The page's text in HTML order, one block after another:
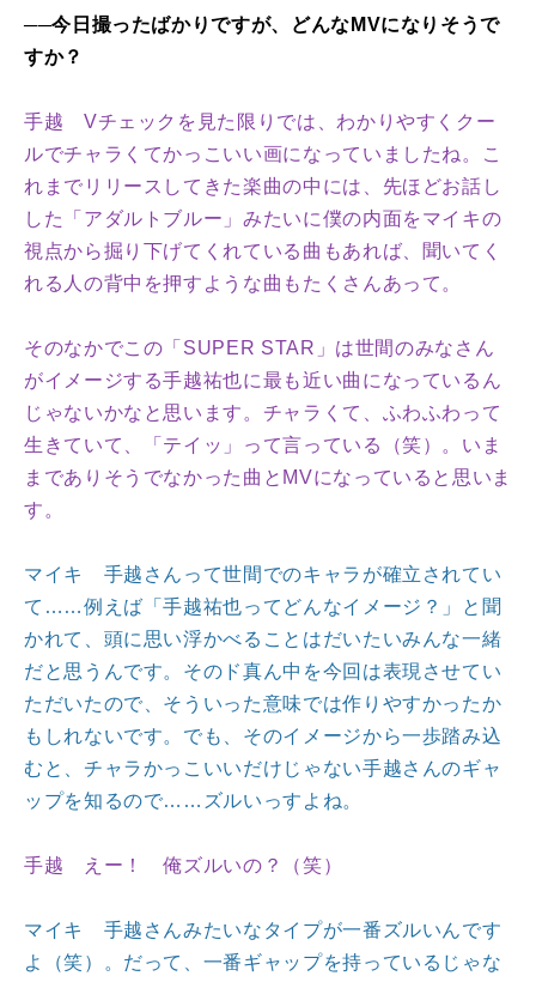
──今日撮ったばかりですが、どんなMVになりそうで
すか？
手越 Vチェックを見た限りでは、わかりやすくクー
ルでチャラくてかっこいい画になっていましたね。こ
れまでリリースしてきた楽曲の中には、先ほどお話し
した「アダルトブルー」みたいに僕の内面をマイキの
視点から掘り下げてくれている曲もあれば、聞いてく
れる人の背中を押すような曲もたくさんあって。
そのなかでこの「SUPER STAR」は世間のみなさん
がイメージする手越祐也に最も近い曲になっているん
じゃないかなと思います。チャラくて、ふわふわって
生きていて、「テイッ」って言っている（笑）。いま
までありそうでなかった曲とMVになっていると思いま
す。
マイキ 手越さんって世間でのキャラが確立されてい
て……例えば「手越祐也ってどんなイメージ？」と聞
かれて、頭に思い浮かべることはだいたいみんな一緒
だと思うんです。そのド真ん中を今回は表現させてい
ただいたので、そういった意味では作りやすかったか
もしれないです。でも、そのイメージから一歩踏み込
むと、チャラかっこいいだけじゃない手越さんのギャ
ップを知るので……ズルいっすよね。
手越 えー！ 俺ズルいの？（笑）
マイキ 手越さんみたいなタイプが一番ズルいんです
よ（笑）。だって、一番ギャップを持っているじゃな